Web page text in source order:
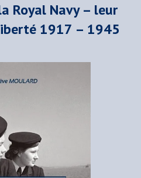
Royal Navy – leur
1917 – 1945